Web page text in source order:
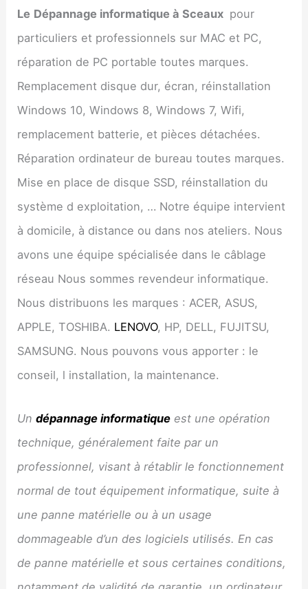
Le Dépannage informatique àSceaux pour
particuliers et professionnels sur MAC et PC,
réparation de PC portable toutes marques.
Remplacement disque dur, écran, réinstallation
Windows 10, Windows 8, Windows 7, Wifi,
remplacement batterie, et pièces détachées.
Réparation ordinateur de bureau toutes marques.
Mise en place de disque SSD, réinstallation du
système d exploitation, … Notre équipe intervient
à domicile, à distance ou dans nos ateliers. Nous
avons une équipe spécialisée dans le câblage
réseau Nous sommes revendeur informatique.
Nous distribuons les marques : ACER, ASUS,
APPLE, TOSHIBA. LENOVO, HP, DELL, FUJITSU,
SAMSUNG. Nous pouvons vous apporter : le
conseil, l installation, la maintenance.
Undépannage informatique est une opération
technique, généralement faite par un
professionnel, visant à rétablir le fonctionnement
normal de tout équipement informatique, suite à
une panne matérielle ou à un usage
dommageable d’un des logiciels utilisés. En cas
de panne matérielle et sous certaines conditions,